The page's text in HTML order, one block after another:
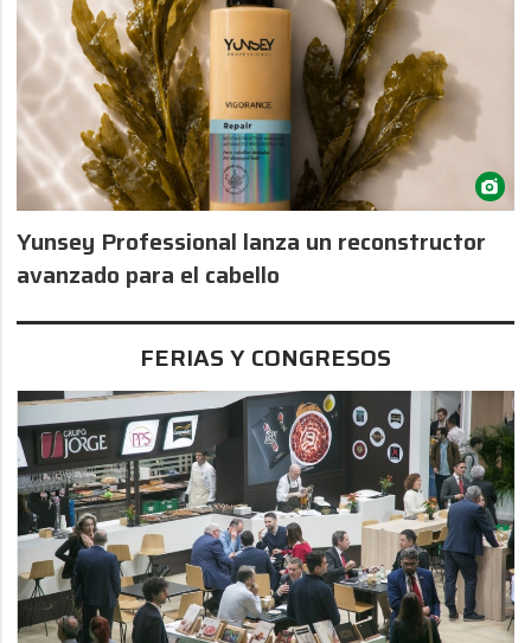
Yunsey Professional lanza un reconstructor
avanzado para el cabello
FERIAS Y CONGRESOS